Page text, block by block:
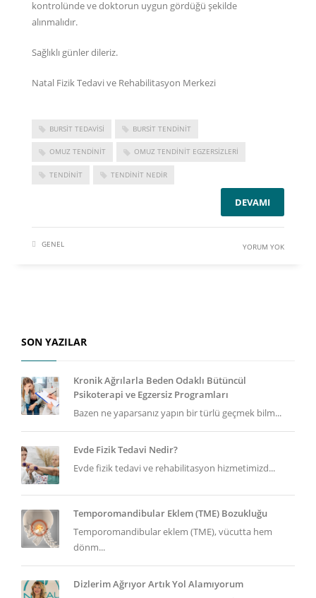
kontrolünde ve doktorun uygun gördüğü şekilde
alınmalıdır.
Sağlıklı günler dileriz.
Natal Fizik Tedavi ve Rehabilitasyon Merkezi
BURSIT TEDAVISI BURSIT TENDINIT
OMUZ TENDINIT OMUZ TENDINIT EGZERSIZLERI
TENDINIT TENDINIT NEDIR
DEVAMI
GENEL YORUM YOK
SON YAZILAR
Kronik Ağrılarla Beden Odaklı Bütüncül
Psikoterapi ve Egzersiz Programları
Bazen ne yaparsanız yapın bir türlü geçmek bilm...
Evde Fizik Tedavi Nedir?
Evde fizik tedavi ve rehabilitasyon hizmetimizd...
Temporomandibular Eklem (TME) Bozukluğu
Temporomandibular eklem (TME), vücutta hem
dönm...
Dizlerim Ağrıyor Artık Yol Alamıyorum